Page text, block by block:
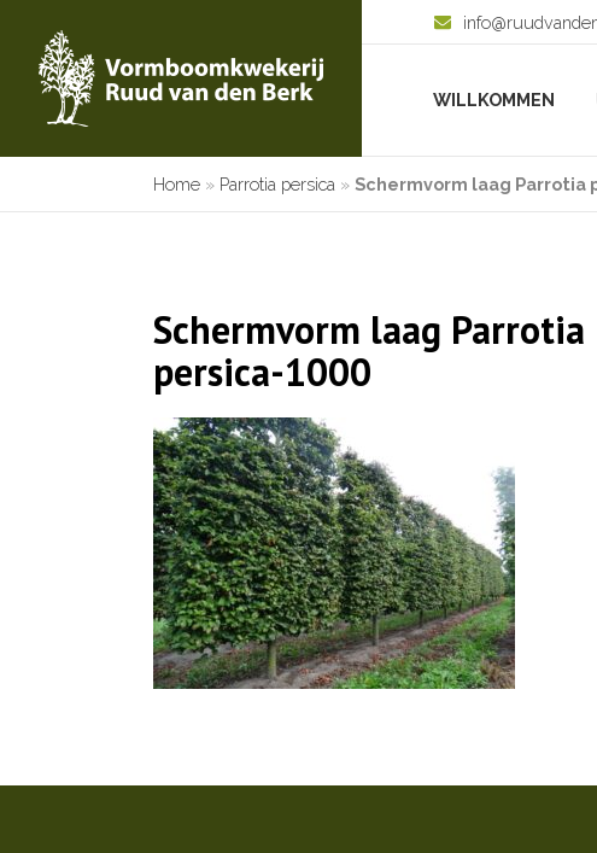
WILLKOMMEN
Home » Parrotia persica » Schermvorm laag Parrotia
Schermvorm laag Parrotia
persica-1000